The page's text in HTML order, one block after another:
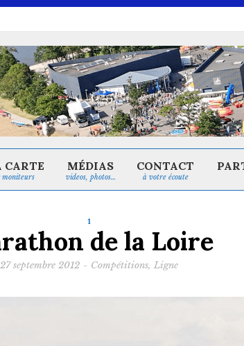
moniteurs
CARTE
videos, photos…
MÉDIAS
à votre écoute
CONTACT
1
de la Loire
27 septembre 2012 - Compétitions, Ligne